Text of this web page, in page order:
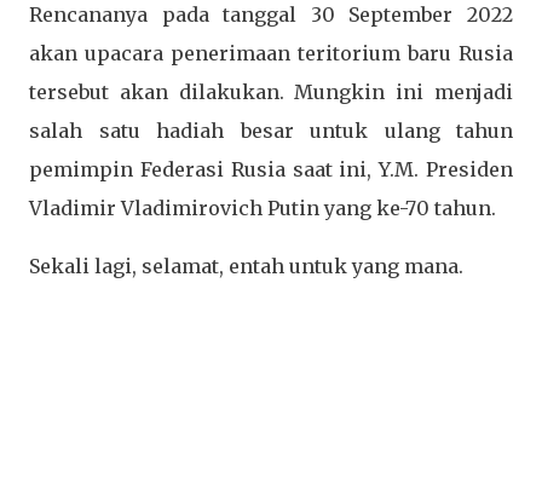
Rencananya pada tanggal 30 September 2022
akan upacara penerimaan teritorium baru Rusia
tersebut akan dilakukan. Mungkin ini menjadi
salah satu hadiah besar untuk ulang tahun
pemimpin Federasi Rusia saat ini, Y.M. Presiden
Vladimir Vladimirovich Putin yang ke-70 tahun.
Sekali lagi, selamat, entah untuk yang mana.